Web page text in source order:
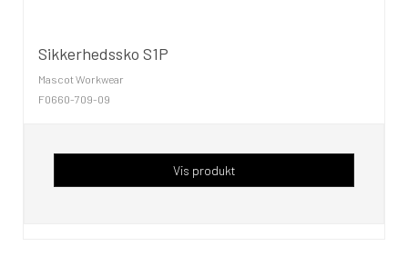
Sikkerhedssko S1P
Mascot Workwear
F0660-709-09
Vis produkt